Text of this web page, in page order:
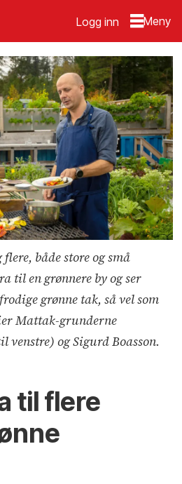
Logg inn
både store og små
til en grønnere by og ser
grønne tak, så vel som
Mattak-grunderne
og Sigurd Boasson.
til flere